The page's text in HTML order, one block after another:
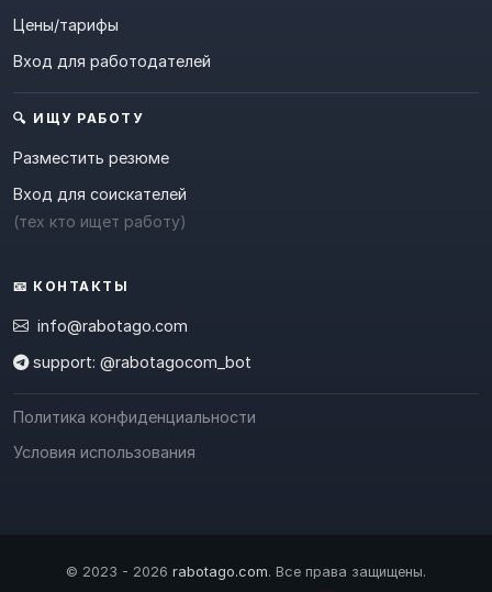
Цены/тарифы
Вход для работодателей
🔍 ИЩУ РАБОТУ
Разместить резюме
Вход для соискателей
(тех кто ищет работу)
📧 КОНТАКТЫ
info@rabotago.com
support: @rabotagocom_bot
Политика конфиденциальности
Условия использования
© 2023 - 2026 rabotago.com. Все права защищены.